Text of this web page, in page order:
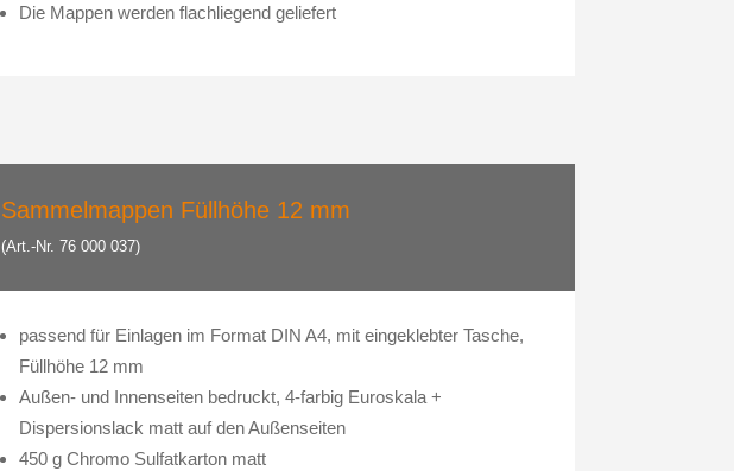
Die Mappen werden flachliegend geliefert
Sammelmappen Füllhöhe 12 mm
(Art.-Nr. 76 000 037)
passend für Einlagen im Format DIN A4, mit eingeklebter Tasche,
Füllhöhe 12 mm
Außen- und Innenseiten bedruckt, 4-farbig Euroskala +
Dispersionslack matt auf den Außenseiten
450 g Chromo Sulfatkarton matt